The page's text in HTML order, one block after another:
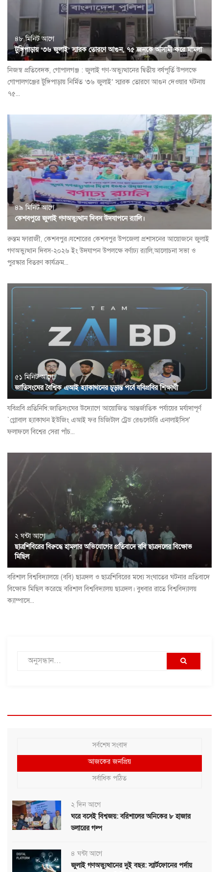
৪৮ মিনিট আগে
টুঙ্গিপাড়ায় ‘৩৬ জুলাই’ স্মারক তোরণে আগুন, ৭৫ জনকে আসামী করে মামলা
নিজস্ব প্রতিবেদক, গোপালগঞ্জ : জুলাই গণ-অভ্যুত্থানের দ্বিতীয় বর্ষপূর্তি উপলক্ষে
গোপালগঞ্জের টুঙ্গিপাড়ায় নির্মিত ‘৩৬ জুলাই’ স্মারক তোরণে আগুন দেওয়ার ঘটনায়
৭৫...
৪৯ মিনিট আগে
কেশবপুরে জুলাই গণঅভ্যুত্থান দিবস উদযাপনে র‍্যালি।
রুস্তম ফারাজী, কেশবপুর।যশোরের কেশবপুর উপজেলা প্রশাসনের আয়োজনে জুলাই
গণঅভ্যুত্থান দিবস-২০২৬ ইং উদযাপন উপলক্ষে বর্ণাঢ্য র‍্যালি,আলোচনা সভা ও
পুরস্কার বিতরণ কার্যক্রম...
৫১ মিনিট আগে
জাতিসংঘের বৈশ্বিক এআই হ্যাকাথনের চূড়ান্ত পর্বে যবিপ্রবির শিক্ষার্থী
যবিপ্রবি প্রতিনিধি:জাতিসংঘের উদ্যোগে আয়োজিত আন্তর্জাতিক পর্যায়ের মর্যাদাপূর্ণ
`গ্লোবাল হ্যাকাথন ইউজিং এআই ফর ডিজিটাল ট্রেড রেগুলেটরি এনালাইসিস'
ফলাফলে বিশ্বের সেরা পাঁচ...
২ ঘন্টা আগে
ছাত্রশিবিরের বিরুদ্ধে হামলার অভিযোগের প্রতিবাদে ববি ছাত্রদলের বিক্ষোভ
মিছিল
বরিশাল বিশ্ববিদ্যালয়ে (ববি) ছাত্রদল ও ছাত্রশিবিরের মধ্যে সংঘাতের ঘটনার প্রতিবাদে
বিক্ষোভ মিছিল করেছে বরিশাল বিশ্ববিদ্যালয় ছাত্রদল। বুধবার রাতে বিশ্ববিদ্যালয়
ক্যাম্পাসে...
সর্বশেষ সংবাদ
আজকের জনপ্রিয়
সর্বাধিক পঠিত
২ দিন আগে
ঘরে বসেই বিশ্বজয়: বরিশালের অনিকের ৮ হাজার
ডলারের গল্প
৪ ঘন্টা আগে
জুলাই গণঅভ্যুত্থানের দুই বছর: স্মার্টফোনের পর্দায়